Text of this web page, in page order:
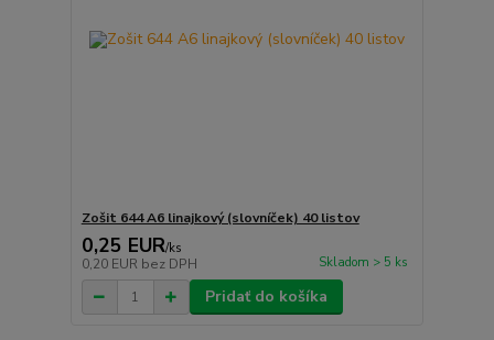
Zošit 644 A6 linajkový (slovníček) 40 listov
0,25 EUR/ks
0,20 EUR bez DPH Skladom > 5 ks
Pridať do košíka